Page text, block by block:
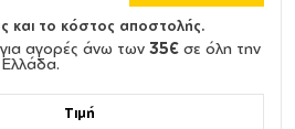
και το κόστος αποστολής.
για αγορές άνω των35€ σε όλη την
Ελλάδα.
Τιμή